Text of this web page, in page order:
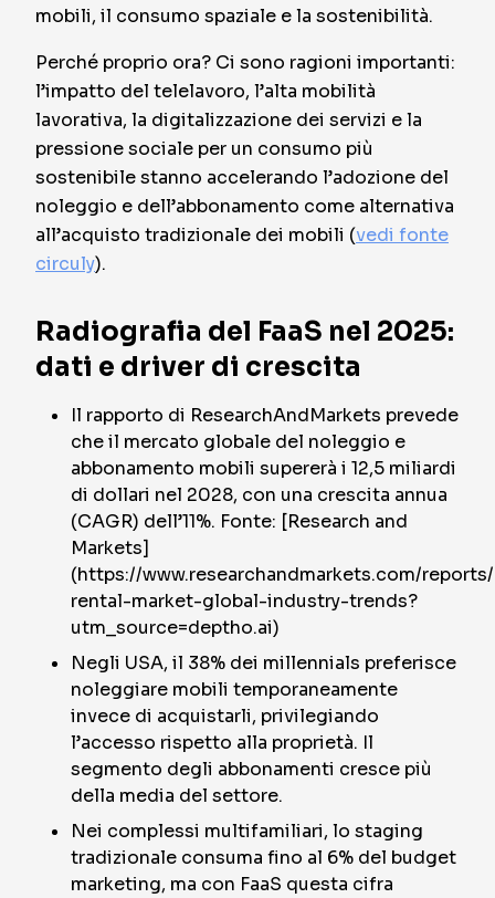
mobili, il consumo spaziale e la sostenibilità.
Perché proprio ora? Ci sono ragioni importanti:
l’impatto del telelavoro, l’alta mobilità
lavorativa, la digitalizzazione dei servizi e la
pressione sociale per un consumo più
sostenibile stanno accelerando l’adozione del
noleggio e dell’abbonamento come alternativa
all’acquisto tradizionale dei mobili (vedi fonte
circuly).
Radiografia del FaaS nel 2025:
dati e driver di crescita
Il rapporto di ResearchAndMarkets prevede
che il mercato globale del noleggio e
abbonamento mobili supererà i 12,5 miliardi
di dollari nel 2028, con una crescita annua
(CAGR) dell’11%. Fonte: [Research and
Markets]
(https://www.researchandmarkets.com/
rental-market-global-industry-trends?
utm_source=deptho.ai)
Negli USA, il 38% dei millennials preferisce
noleggiare mobili temporaneamente
invece di acquistarli, privilegiando
l’accesso rispetto alla proprietà. Il
segmento degli abbonamenti cresce più
della media del settore.
Nei complessi multifamiliari, lo staging
tradizionale consuma fino al 6% del budget
marketing, ma con FaaS questa cifra